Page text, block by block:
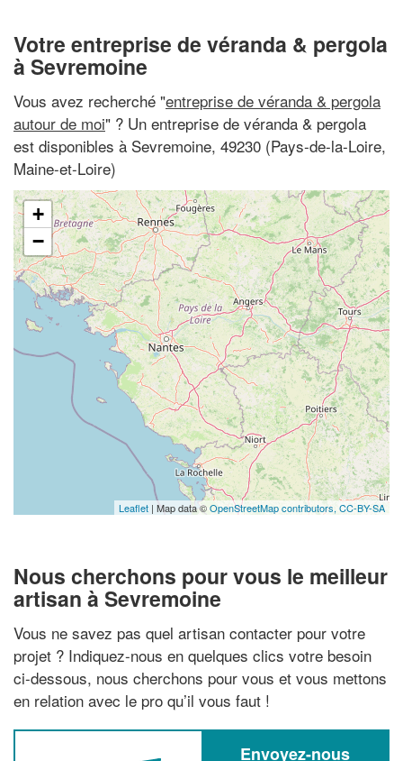
Votre entreprise de véranda & pergola
à Sevremoine
Vous avez recherché "entreprise de véranda & pergola
autour de moi" ? Un entreprise de véranda & pergola
est disponibles à Sevremoine, 49230 (Pays-de-la-Loire,
Maine-et-Loire)
+
−
Leaflet | Map data ©OpenStreetMap contributors, CC-BY-SA
Nous cherchons pour vous le meilleur
artisan à Sevremoine
Vous ne savez pas quel artisan contacter pour votre
projet ? Indiquez-nous en quelques clics votre besoin
ci-dessous, nous cherchons pour vous et vous mettons
en relation avec le pro qu’il vous faut !
Envoyez-nous